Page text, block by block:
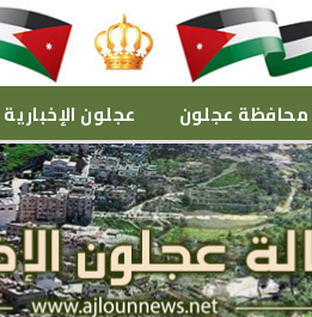
محافظة عجلون عجلون الإخبارية